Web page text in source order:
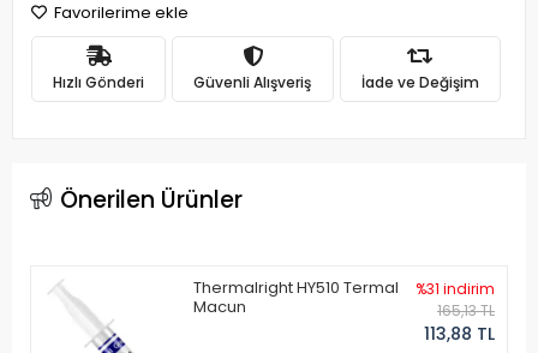
Favorilerime ekle
Hızlı Gönderi Güvenli Alışveriş İade ve Değişim
Önerilen Ürünler
Thermalright HY510 Termal
Macun
%31 indirim
165,13 TL
113,88 TL